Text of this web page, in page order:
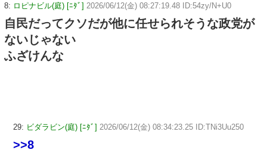
8: ロピナビル(庭) [ﾆﾀﾞ] 2026/06/12(金) 08:27:19.48 ID:54zy/N+U0
自民だってクソだが他に任せられそうな政党が
ないじゃない
ふざけんな
29: ビダラビン(庭) [ﾆﾀﾞ] 2026/06/12(金) 08:34:23.25 ID:TNi3Uu250
>>8